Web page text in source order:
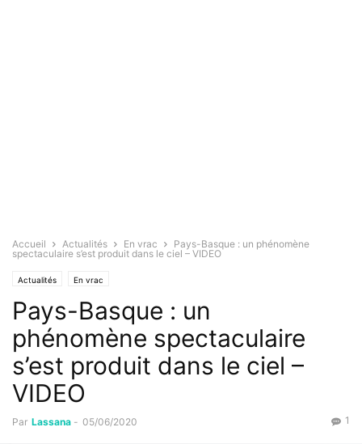
Accueil Actualités En vrac
Pays-Basque : un phénomène
spectaculaire s’est produit dans le ciel – VIDEO
Actualités En vrac
Pays-Basque : un
phénomène spectaculaire
s’est produit dans le ciel –
VIDEO
Par Lassana - 05/06/2020 1